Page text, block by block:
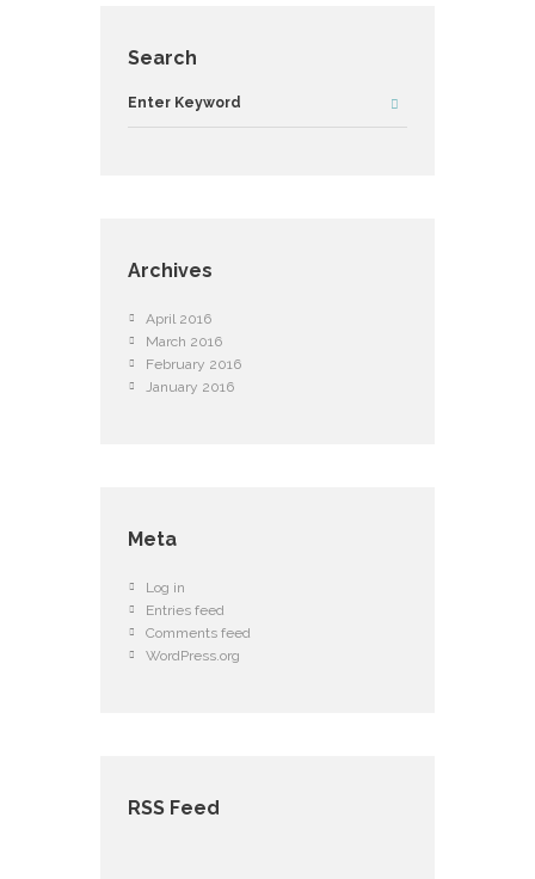
Search
Archives
April 2016
March 2016
February 2016
January 2016
Meta
Log in
Entries feed
Comments feed
WordPress.org
RSS Feed